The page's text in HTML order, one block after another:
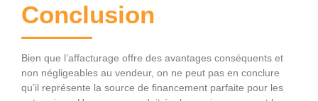
Conclusion
Bien que l’affacturage offre des avantages conséquents et
non négligeables au vendeur, on ne peut pas en conclure
qu’il représente la source de financement parfaite pour les